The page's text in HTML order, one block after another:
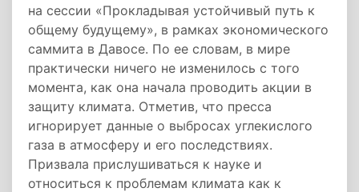
на сессии «Прокладывая устойчивый путь к
общему будущему», в рамках экономического
саммита в Давосе. По ее словам, в мире
практически ничего не изменилось с того
момента, как она начала проводить акции в
защиту климата. Отметив, что пресса
игнорирует данные о выбросах углекислого
газа в атмосферу и его последствиях.
Призвала прислушиваться к науке и
относиться к проблемам климата как к